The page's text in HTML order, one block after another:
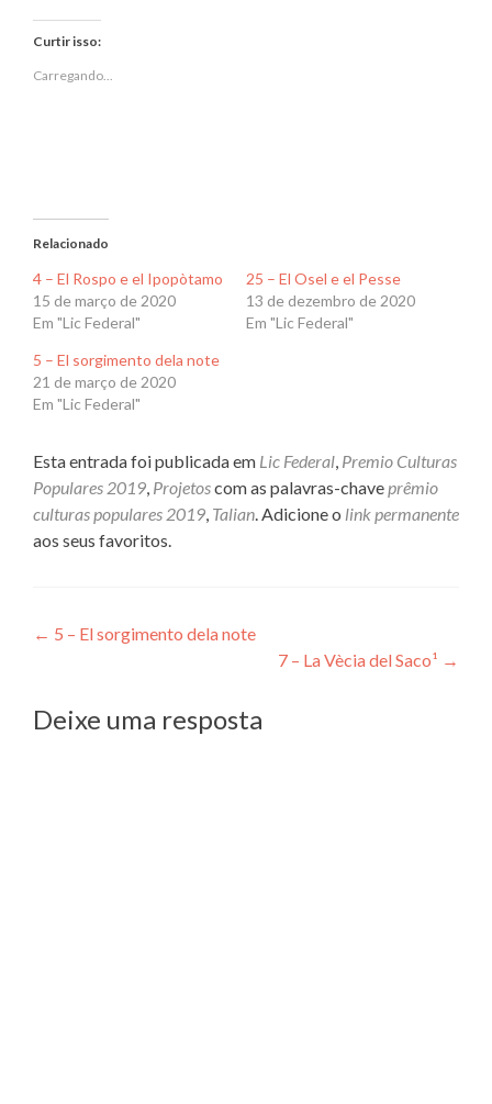
Twitter(abre
em
nova
janela)
Curtir isso:
Carregando...
Relacionado
4 – El Rospo e el Ipopòtamo
15 de março de 2020
Em "Lic Federal"
25 – El Osel e el Pesse
13 de dezembro de 2020
Em "Lic Federal"
5 – El sorgimento dela note
21 de março de 2020
Em "Lic Federal"
Esta entrada foi publicada em Lic Federal Premio Culturas
Populares 2019 Projetoscom as palavras-chave prêmio
culturas populares 2019 Talian . Adicione o link permanente
aos seus favoritos.
Navegação
Post
← 5 – El sorgimento dela note
7 – La Vècia del Saco¹ →
Deixe uma resposta